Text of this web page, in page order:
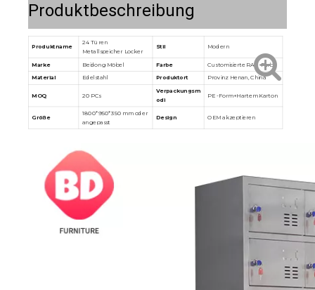
Produktbeschreibung
Produktname
24 Türen
Metallspeicher Locker
Stil Modern
Marke Beidong Möbel Farbe Customisierte RAL -Farbe
Material Edelstahl Produktort Provinz Henan, China
MOQ 20 PCs
Verpackungsm
odi
PE -Form+Hartem Karton
Größe
1800*950*350 mm oder
angepasst
Design OEM akzeptieren